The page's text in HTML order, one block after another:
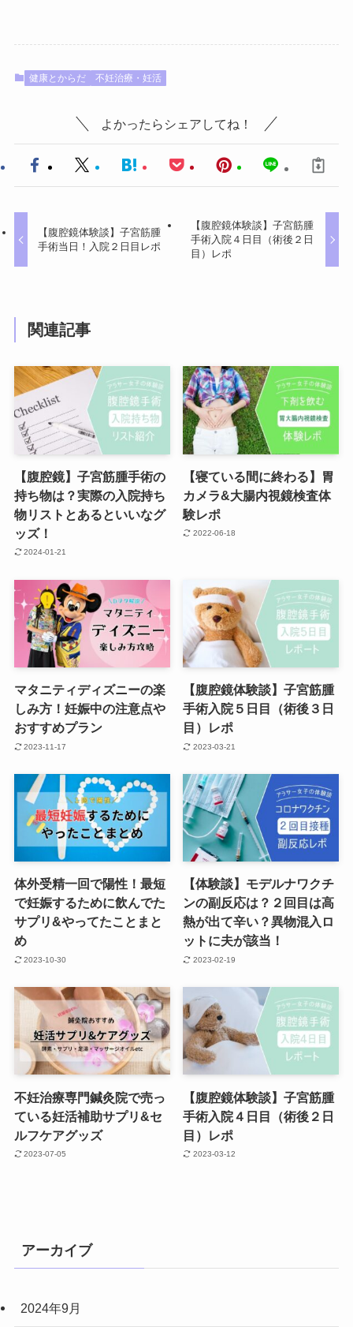
健康とからだ 不妊治療・妊活
よかったらシェアしてね！
【腹腔鏡体験談】子宮筋腫
手術当日！入院２日目レポ
【腹腔鏡体験談】子宮筋腫
手術入院４日目（術後２日
目）レポ
関連記事
【腹腔鏡】子宮筋腫手術の
持ち物は？実際の入院持ち
物リストとあるといいなグ
ッズ！
2024-01-21
【寝ている間に終わる】胃
カメラ&大腸内視鏡検査体
験レポ
2022-06-18
マタニティディズニーの楽
しみ方！妊娠中の注意点や
おすすめプラン
2023-11-17
【腹腔鏡体験談】子宮筋腫
手術入院５日目（術後３日
目）レポ
2023-03-21
体外受精一回で陽性！最短
で妊娠するために飲んでた
サプリ&やってたことまと
め
2023-10-30
【体験談】モデルナワクチ
ンの副反応は？２回目は高
熱が出て辛い？異物混入ロ
ットに夫が該当！
2023-02-19
不妊治療専門鍼灸院で売っ
ている妊活補助サプリ&セ
ルフケアグッズ
2023-07-05
【腹腔鏡体験談】子宮筋腫
手術入院４日目（術後２日
目）レポ
2023-03-12
アーカイブ
2024年9月